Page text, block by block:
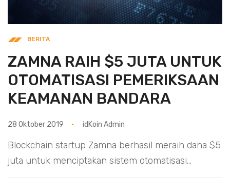
BERITA
ZAMNA RAIH $5 JUTA UNTUK
OTOMATISASI PEMERIKSAAN
KEAMANAN BANDARA
28 Oktober 2019 idKoin Admin
Blockchain startup Zamna berhasil meraih dana $5
juta untuk menciptakan sistem otomatisasi...